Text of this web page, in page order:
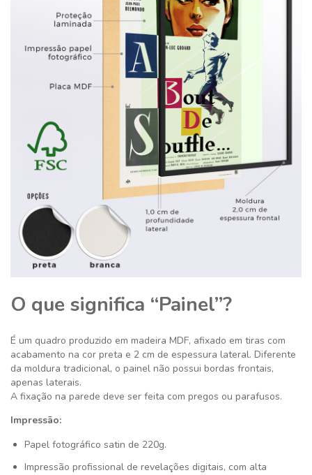
O que significa “Painel”?
É um quadro produzido em madeira MDF, afixado em tiras com
acabamento na cor preta e 2 cm de espessura lateral. Diferente
da moldura tradicional, o painel não possui bordas frontais,
apenas laterais.
A fixação na parede deve ser feita com pregos ou parafusos.
Impressão:
Papel fotográfico satin de 220g.
Impressão profissional de revelações digitais, com alta